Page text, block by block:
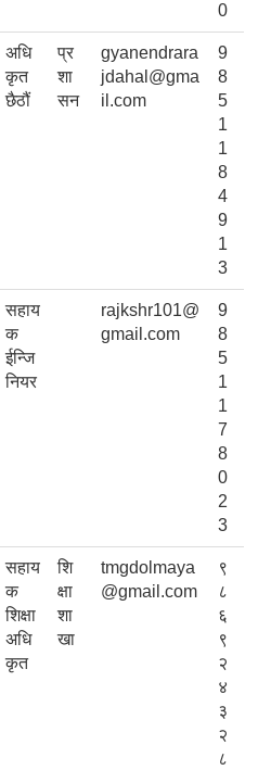
0
अधि
कृत
छैठौं
प्र
शा
सन
gyanendrara
jdahal@gma
il.com
9
8
5
1
1
8
4
9
1
3
सहाय
क
ईन्जि
नियर
rajkshr101@
gmail.com
9
8
5
1
1
7
8
0
2
3
सहाय
क
शिक्षा
अधि
कृत
शि
क्षा
शा
खा
tmgdolmaya
@gmail.com
९
८
६
९
२
४
३
२
८